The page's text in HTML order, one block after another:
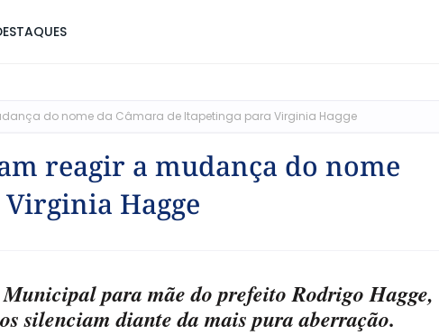
do nome da Câmara de Itapetinga para Virginia Hagge
reagir a mudança do nome
Hagge
para mãe do prefeito Rodrigo Hagge,
silenciam diante da mais pura aberração.